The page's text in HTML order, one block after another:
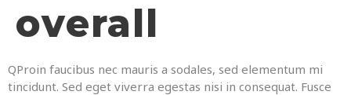
overall
QProin faucibus nec mauris a sodales, sed elementum mi
tincidunt. Sed eget viverra egestas nisi in consequat. Fusce